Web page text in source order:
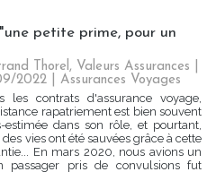
petite prime, pour un
Thorel, Valeurs Assurances
2022 |Assurances Voyages
les contrats d'assurance voyage,
rapatriement est bien souvent
estimée dans son rôle, et pourtant,
des vies ont été sauvées grâce à cette
En mars 2020, nous avions un
passager pris de convulsions fut